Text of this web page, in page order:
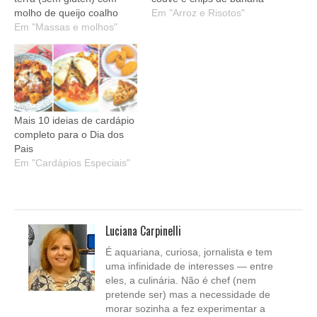
molho de queijo coalho
Em "Massas e molhos"
Em "Arroz e Risotos"
Mais 10 ideias de cardápio
completo para o Dia dos
Pais
Em "Cardápios Especiais"
Luciana Carpinelli
É aquariana, curiosa, jornalista e tem
uma infinidade de interesses — entre
eles, a culinária. Não é chef (nem
pretende ser) mas a necessidade de
morar sozinha a fez experimentar a